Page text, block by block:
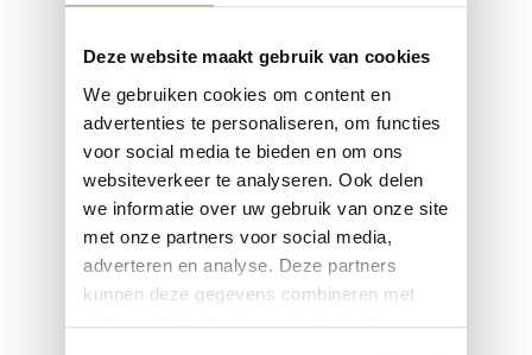
Deze website maakt gebruik van cookies
We gebruiken cookies om content en
advertenties te personaliseren, om functies
voor social media te bieden en om ons
websiteverkeer te analyseren. Ook delen
we informatie over uw gebruik van onze site
met onze partners voor social media,
adverteren en analyse. Deze partners
kunnen deze gegevens combineren met